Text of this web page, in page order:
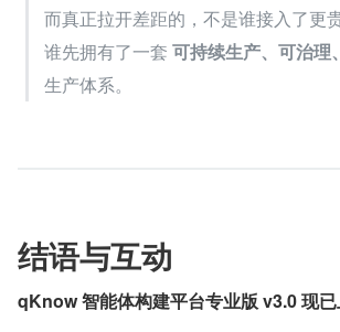
而真正拉开差距的，不是谁接入了更
谁先拥有了一套 可持续生产、可治理
生产体系。
结语与互动
qKnow 智能体构建平台专业版 v3.0 现已